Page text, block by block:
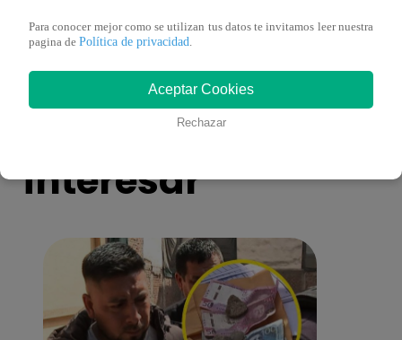
También te puede
interesar
Para conocer mejor como se utilizan tus datos te invitamos leer nuestra
pagina de Política de privacidad.
Aceptar Cookies
Rechazar